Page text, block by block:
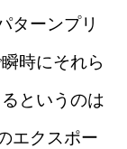
ターンプリ
時にそれら
というのは
エクスポー